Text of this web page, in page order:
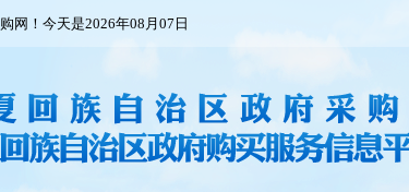
网！今天是2026年08月07日